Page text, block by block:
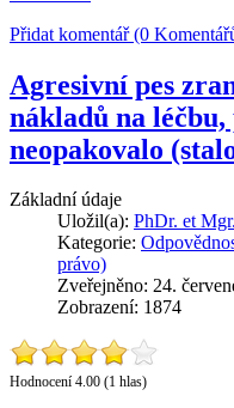
Přidat komentář (0
Agresivní pes
nákladů na léčbu,
neopakovalo
Základní údaje
Uložil(a): PhDr. et
Kategorie:
právo)
Zveřejněno: 24.
Zobrazení: 1874
Hodnocení 4.00 (1 hlas)